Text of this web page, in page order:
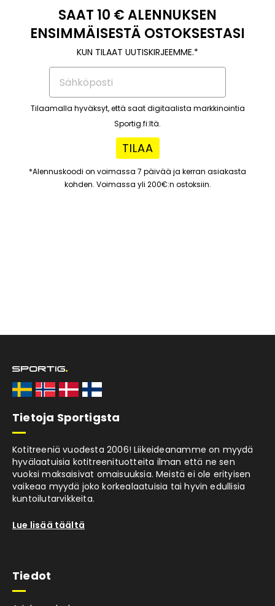
SAAT 10 € ALENNUKSEN
ENSIMMÄISESTÄ OSTOKSESTASI
KUN TILAAT UUTISKIRJEEMME.*
Tilaamalla hyväksyt, että saat digitaalista markkinointia
Sportig.fi:ltä.
TILAA
*Alennuskoodi on voimassa 7 päivää ja kerran asiakasta
kohden. Voimassa yli 200€:n ostoksiin.
Tietoja Sportigsta
Kotitreeniä vuodesta 2006! Liikeideanamme on myydä
hyvälaatuisia kotitreenituotteita ilman että ne sen
vuoksi maksaisivat omaisuuksia. Meistä ei ole erityisen
vaikeaa myydä joko korkealaatuisia tai hyvin edullisia
kuntoilutarvikkeita.
Lue lisää täältä
Tiedot